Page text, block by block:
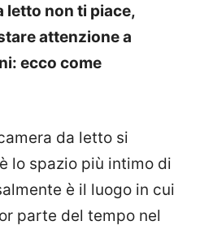
letto non ti piace,
attenzione a
ecco come
da letto si
lo spazio più intimo di
è il luogo in cui
parte del tempo nel